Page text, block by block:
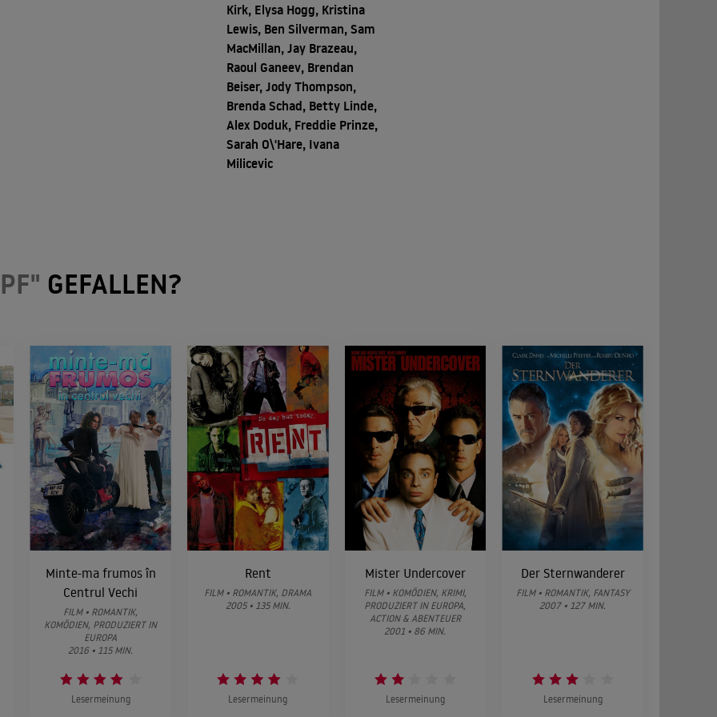
Kirk, Elysa Hogg, Kristina
Lewis, Ben Silverman, Sam
MacMillan, Jay Brazeau,
Raoul Ganeev, Brendan
Beiser, Jody Thompson,
Brenda Schad, Betty Linde,
Alex Doduk, Freddie Prinze,
Sarah O\'Hare, Ivana
Milicevic
GEFALLEN?
Minte-ma frumos în
Centrul Vechi
FILM • ROMANTIK,
KOMÖDIEN, PRODUZIERT IN
EUROPA
2016 • 115 MIN.
Lesermeinung
Rent
FILM • ROMANTIK, DRAMA
2005 • 135 MIN.
Lesermeinung
Mister Undercover
FILM • KOMÖDIEN, KRIMI,
PRODUZIERT IN EUROPA,
ACTION & ABENTEUER
2001 • 86 MIN.
Lesermeinung
Der Sternwanderer
FILM • ROMANTIK, FANTASY
2007 • 127 MIN.
Lesermeinung